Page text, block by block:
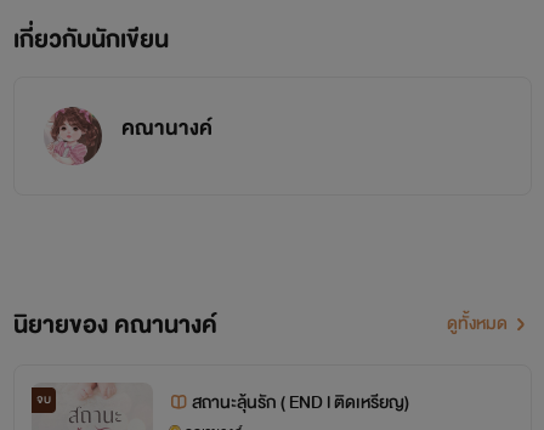
เกี่ยวกับนักเขียน
คณานางค์
นิยายของ คณานางค์ ดูทั้งหมด
จบ สถานะลุ้นรัก ( END l ติดเหรียญ)